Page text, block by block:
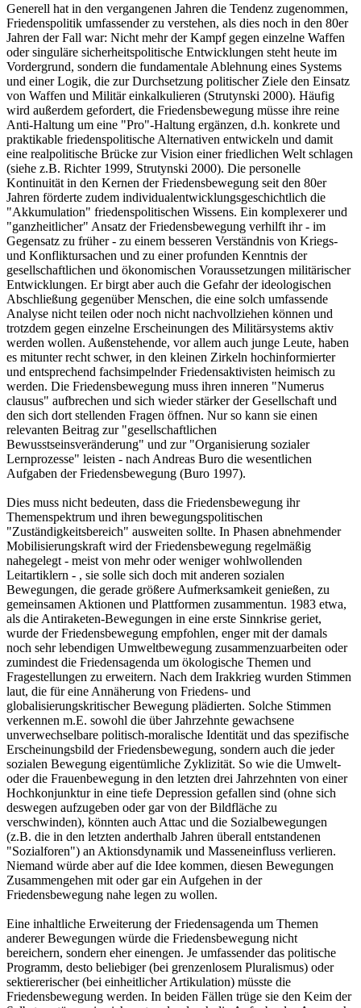
Generell hat in den vergangenen Jahren die Tendenz zugenommen,
Friedenspolitik umfassender zu verstehen, als dies noch in den 80er
Jahren der Fall war: Nicht mehr der Kampf gegen einzelne Waffen
oder singuläre sicherheitspolitische Entwicklungen steht heute im
Vordergrund, sondern die fundamentale Ablehnung eines Systems
und einer Logik, die zur Durchsetzung politischer Ziele den Einsatz
von Waffen und Militär einkalkulieren (Strutynski 2000). Häufig
wird außerdem gefordert, die Friedensbewegung müsse ihre reine
Anti-Haltung um eine "Pro"-Haltung ergänzen, d.h. konkrete und
praktikable friedenspolitische Alternativen entwickeln und damit
eine realpolitische Brücke zur Vision einer friedlichen Welt schlagen
(siehe z.B. Richter 1999, Strutynski 2000). Die personelle
Kontinuität in den Kernen der Friedensbewegung seit den 80er
Jahren förderte zudem individualentwicklungsgeschichtlich die
"Akkumulation" friedenspolitischen Wissens. Ein komplexerer und
"ganzheitlicher" Ansatz der Friedensbewegung verhilft ihr - im
Gegensatz zu früher - zu einem besseren Verständnis von Kriegs-
und Konfliktursachen und zu einer profunden Kenntnis der
gesellschaftlichen und ökonomischen Voraussetzungen militärischer
Entwicklungen. Er birgt aber auch die Gefahr der ideologischen
Abschließung gegenüber Menschen, die eine solch umfassende
Analyse nicht teilen oder noch nicht nachvollziehen können und
trotzdem gegen einzelne Erscheinungen des Militärsystems aktiv
werden wollen. Außenstehende, vor allem auch junge Leute, haben
es mitunter recht schwer, in den kleinen Zirkeln hochinformierter
und entsprechend fachsimpelnder Friedensaktivisten heimisch zu
werden. Die Friedensbewegung muss ihren inneren "Numerus
clausus" aufbrechen und sich wieder stärker der Gesellschaft und
den sich dort stellenden Fragen öffnen. Nur so kann sie einen
relevanten Beitrag zur "gesellschaftlichen
Bewusstseinsveränderung" und zur "Organisierung sozialer
Lernprozesse" leisten - nach Andreas Buro die wesentlichen
Aufgaben der Friedensbewegung (Buro 1997).
Dies muss nicht bedeuten, dass die Friedensbewegung ihr
Themenspektrum und ihren bewegungspolitischen
"Zuständigkeitsbereich" ausweiten sollte. In Phasen abnehmender
Mobilisierungskraft wird der Friedensbewegung regelmäßig
nahegelegt - meist von mehr oder weniger wohlwollenden
Leitartiklern - , sie solle sich doch mit anderen sozialen
Bewegungen, die gerade größere Aufmerksamkeit genießen, zu
gemeinsamen Aktionen und Plattformen zusammentun. 1983 etwa,
als die Antiraketen-Bewegungen in eine erste Sinnkrise geriet,
wurde der Friedensbewegung empfohlen, enger mit der damals
noch sehr lebendigen Umweltbewegung zusammenzuarbeiten oder
zumindest die Friedensagenda um ökologische Themen und
Fragestellungen zu erweitern. Nach dem Irakkrieg wurden Stimmen
laut, die für eine Annäherung von Friedens- und
globalisierungskritischer Bewegung plädierten. Solche Stimmen
verkennen m.E. sowohl die über Jahrzehnte gewachsene
unverwechselbare politisch-moralische Identität und das spezifische
Erscheinungsbild der Friedensbewegung, sondern auch die jeder
sozialen Bewegung eigentümliche Zyklizität. So wie die Umwelt-
oder die Frauenbewegung in den letzten drei Jahrzehnten von einer
Hochkonjunktur in eine tiefe Depression gefallen sind (ohne sich
deswegen aufzugeben oder gar von der Bildfläche zu
verschwinden), könnten auch Attac und die Sozialbewegungen
(z.B. die in den letzten anderthalb Jahren überall entstandenen
"Sozialforen") an Aktionsdynamik und Masseneinfluss verlieren.
Niemand würde aber auf die Idee kommen, diesen Bewegungen
Zusammengehen mit oder gar ein Aufgehen in der
Friedensbewegung nahe legen zu wollen.
Eine inhaltliche Erweiterung der Friedensagenda um Themen
anderer Bewegungen würde die Friedensbewegung nicht
bereichern, sondern eher einengen. Je umfassender das politische
Programm, desto beliebiger (bei grenzenlosem Pluralismus) oder
sektiererischer (bei einheitlicher Artikulation) müsste die
Friedensbewegung werden. In beiden Fällen trüge sie den Keim der